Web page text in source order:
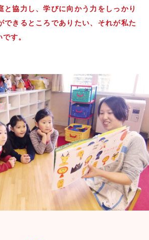
と協力し、学びに向かう力をしっかり
できるところでありたい、それが私た
す。